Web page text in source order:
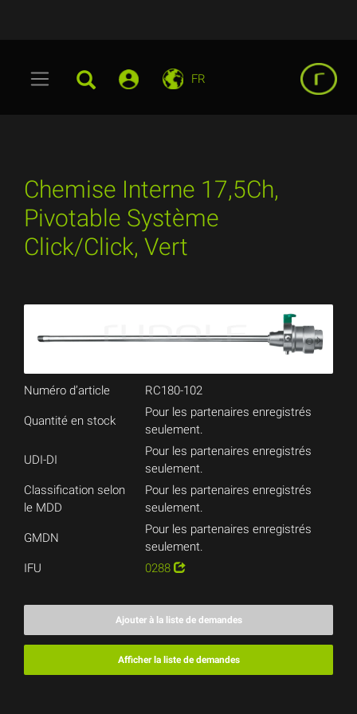
FR
Chemise Interne 17,5Ch,
Pivotable Système
Click/Click, Vert
Numéro d’article RC180-102
Quantité en stock
Pour les partenaires enregistrés
seulement.
UDI-DI
Pour les partenaires enregistrés
seulement.
Classification selon
le MDD
Pour les partenaires enregistrés
seulement.
GMDN
Pour les partenaires enregistrés
seulement.
IFU
0288
Ajouter à la liste de demandes
Afficher la liste de demandes